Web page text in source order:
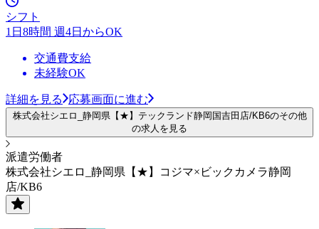
シフト
1日8時間 週4日からOK
交通費支給
未経験OK
詳細を見る 応募画面に進む
株式会社シエロ_静岡県【★】テックランド静岡国吉田店/KB6のその他
の求人を見る
派遣労働者
株式会社シエロ_静岡県【★】コジマ×ビックカメラ静岡
店/KB6